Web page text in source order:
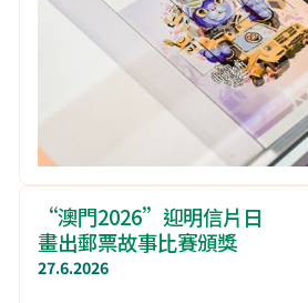
“澳門2026”迎明信片日
畫出郵票故事比賽頒獎
27.6.2026